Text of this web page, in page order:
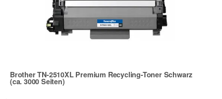
Brother TN-2510XL Premium Recycling-Toner Schwarz
(ca. 3000 Seiten)
Zur Artikelbewertung